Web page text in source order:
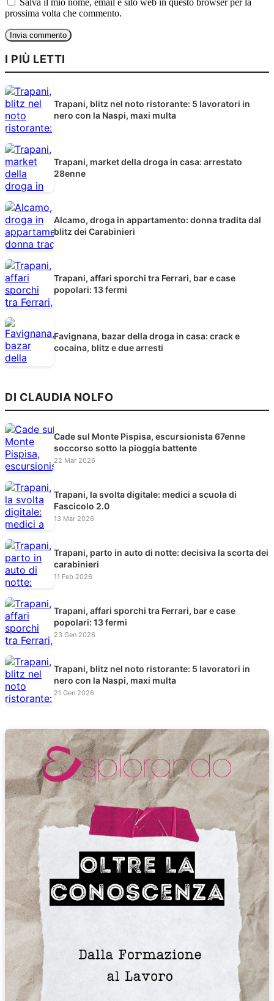
prossima volta che commento.
I PIÙ LETTI
Trapani, blitz nel noto ristorante: 5 lavoratori in
nero con la Naspi, maxi multa
Trapani, market della droga in casa: arrestato
28enne
Alcamo, droga in appartamento: donna tradita dal
blitz dei Carabinieri
Trapani, affari sporchi tra Ferrari, bar e case
popolari: 13 fermi
Favignana, bazar della droga in casa: crack e
cocaina, blitz e due arresti
DI CLAUDIA NOLFO
Cade sul Monte Pispisa, escursionista 67enne
soccorso sotto la pioggia battente
22 Mar 2026
Trapani, la svolta digitale: medici a scuola di
Fascicolo 2.0
13 Mar 2026
Trapani, parto in auto di notte: decisiva la scorta dei
carabinieri
11 Feb 2026
Trapani, affari sporchi tra Ferrari, bar e case
popolari: 13 fermi
23 Gen 2026
Trapani, blitz nel noto ristorante: 5 lavoratori in
nero con la Naspi, maxi multa
21 Gen 2026